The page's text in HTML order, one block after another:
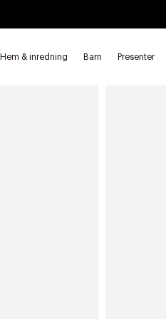
Hem & inredning Barn Presenter
Makeupborstar och penslar